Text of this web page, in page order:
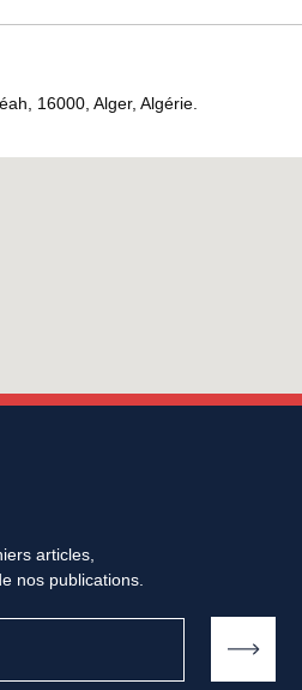
16000, Alger, Algérie.
articles,
nos publications.